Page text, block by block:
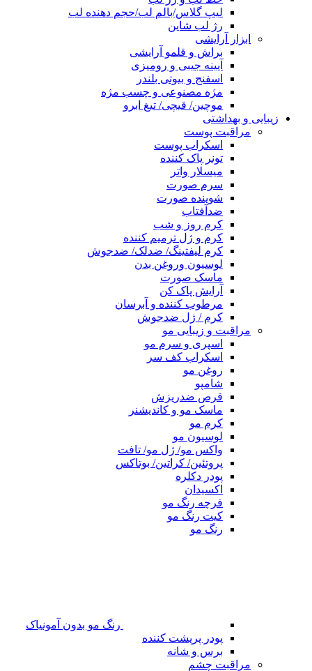
لیپ گلاس/بالم لب/حجم دهنده لب
رژ لب شاین
ابزار آرایشی
براش و قلمو آرایشی
آیینه جیبی و رومیزی
اسفنج و بیوتی بلندر
مژه مصنوعی و چسب مژه
موچین/ قیچی/ تیغ ابرو
زیبایی و بهداشتی
مراقبت پوست
اسکراب پوست
تونر پاک کننده
میسلار واتر
سرم صورت
شوینده صورت
ضدآفتاب
کرم روز و شب
کرم و ژل ترمیم کننده
کرم لیفتینگ/ ضدلک/ ضدجوش
لوسیون وروغن بدن
ماسک صورت
آرایش پاک کن
مرطوب کننده و آبرسان
کرم / ژل ضدجوش
مراقبت و زیبایی مو
اسپری و سرم مو
اسکراب کف سر
روغن مو
شامپو
قرص ضدریزش
ماسک مو و کاندیشنر
کرم مو
لوسیون مو
واکس مو/ ژل مو/ تافت
پروتئین/ کراتین/ بوتاکس
پودر دکلره
اکسیدان
فرچه رنگ مو
کیت رنگ مو
رنگ مو
رنگ مو بدون آمونیاک
پودر پرپشت کننده
برس و شانه
مراقبت چشم